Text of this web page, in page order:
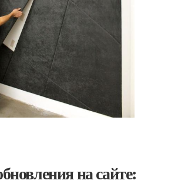
на сайте: